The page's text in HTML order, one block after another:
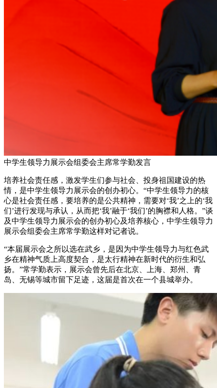
中学生领导力展示会组委会主席常学勤发言
培养社会责任感，激发学生们参与社会、投身祖国建设的热
情，是中学生领导力展示会的创办初心。“中学生领导力的核
心是社会责任感，要培养的是公共精神，需要对‘我’之上的‘我
们’进行发现与承认，从而把‘我’融于‘我们’的胸襟和人格。”谈
及中学生领导力展示会的创办初心及培养核心，中学生领导力
展示会组委会主席常学勤这样对记者说。
“本届展示会之所以选在武乡，是因为中学生领导力与红色武
乡在精神气质上高度契合，是太行精神在新时代的衍生和弘
扬。”常学勤表示，展示会曾先后在北京、上海、郑州、青
岛、无锡等城市留下足迹，这届是首次在一个县城举办。